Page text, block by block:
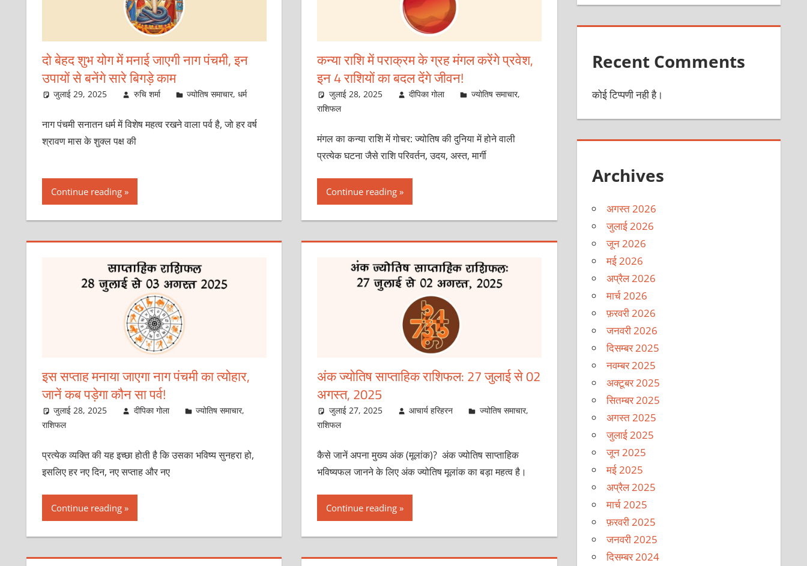
दो बेहद शुभ योग में मनाई जाएगी नाग पंचमी, इन
उपायों से बनेंगे सारे बिगड़े काम
जुलाई 29, 2025 रुचि शर्मा ज्योतिष समाचार,धर्म
नाग पंचमी सनातन धर्म में विशेष महत्व रखने वाला पर्व है, जो हर वर्ष
श्रावण मास के शुक्ल पक्ष की
Continue reading
कन्या राशि में पराक्रम के ग्रह मंगल करेंगे प्रवेश,
इन 4 राशियों का बदल देंगे जीवन!
जुलाई 28, 2025 दीपिका गोला ज्योतिष समाचार,
राशिफल
मंगल का कन्या राशि में गोचर: ज्योतिष की दुनिया में होने वाली
प्रत्येक घटना जैसे राशि परिवर्तन, उदय, अस्त, मार्गी
Continue reading
इस सप्ताह मनाया जाएगा नाग पंचमी का त्योहार,
जानें कब पड़ेगा कौन सा पर्व!
जुलाई 28, 2025 दीपिका गोला ज्योतिष समाचार,
राशिफल
प्रत्येक व्यक्ति की यह इच्छा होती है कि उसका भविष्य सुनहरा हो,
इसलिए हर नए दिन, नए सप्ताह और नए
Continue reading
अंक ज्योतिष साप्ताहिक राशिफल: 27 जुलाई से 02
अगस्त, 2025
जुलाई 27, 2025 आचार्य हरिहरन ज्योतिष समाचार,
राशिफल
कैसे जानें अपना मुख्य अंक (मूलांक)? अंक ज्योतिष साप्ताहिक
भविष्यफल जानने के लिए अंक ज्योतिष मूलांक का बड़ा महत्व है।
Continue reading
Recent Comments
कोई टिप्पणी नही है।
Archives
अगस्त 2026
जुलाई 2026
जून 2026
मई 2026
अप्रैल 2026
मार्च 2026
फ़रवरी 2026
जनवरी 2026
दिसम्बर 2025
नवम्बर 2025
अक्टूबर 2025
सितम्बर 2025
अगस्त 2025
जुलाई 2025
जून 2025
मई 2025
अप्रैल 2025
मार्च 2025
फ़रवरी 2025
जनवरी 2025
दिसम्बर 2024